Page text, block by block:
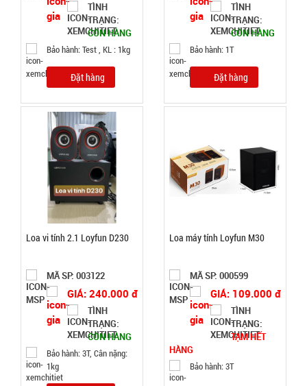
TRẠNG:
Test ,
Cân nặng :
0.3kg
Băng keo
chống
thấm siêu
TÌNH
TRẠNG:
CÒN HÀNG
Bảo hành: Test , KL : 1kg
Đặt hàng
TÌNH
TRẠNG:
CÒN HÀNG
Bảo hành: 1T
Đặt hàng
Loa vi tính 2.1 Loyfun D230
MÃ SP: 003122
GIÁ: 240.000 đ
TÌNH
TRẠNG:
CÒN HÀNG
Bảo hành: 3T, Cân nặng:
1kg
Loa máy tính Loyfun M30
MÃ SP: 000599
GIÁ: 109.000 đ
TÌNH
TRẠNG:
TẠM HẾT
HÀNG
Bảo hành: 3T